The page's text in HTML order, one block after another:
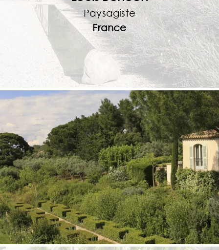
Paysagiste
France